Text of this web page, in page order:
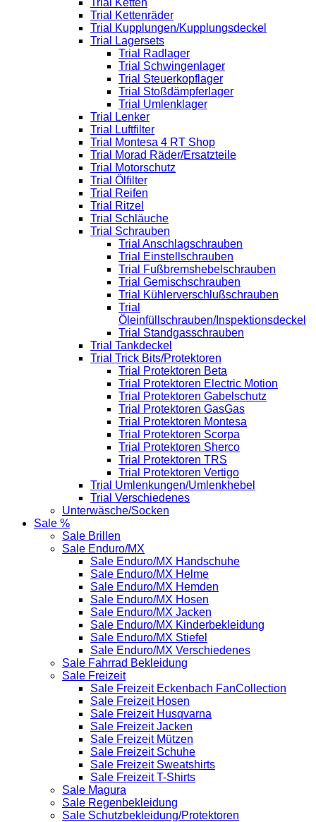
Trial Ketten
Trial Kettenräder
Trial Kupplungen/Kupplungsdeckel
Trial Lagersets
Trial Radlager
Trial Schwingenlager
Trial Steuerkopflager
Trial Stoßdämpferlager
Trial Umlenklager
Trial Lenker
Trial Luftfilter
Trial Montesa 4 RT Shop
Trial Morad Räder/Ersatzteile
Trial Motorschutz
Trial Ölfilter
Trial Reifen
Trial Ritzel
Trial Schläuche
Trial Schrauben
Trial Anschlagschrauben
Trial Einstellschrauben
Trial Fußbremshebelschrauben
Trial Gemischschrauben
Trial Kühlerverschlußschrauben
Trial
Öleinfüllschrauben/Inspektionsdeckel
Trial Standgasschrauben
Trial Tankdeckel
Trial Trick Bits/Protektoren
Trial Protektoren Beta
Trial Protektoren Electric Motion
Trial Protektoren Gabelschutz
Trial Protektoren GasGas
Trial Protektoren Montesa
Trial Protektoren Scorpa
Trial Protektoren Sherco
Trial Protektoren TRS
Trial Protektoren Vertigo
Trial Umlenkungen/Umlenkhebel
Trial Verschiedenes
Unterwäsche/Socken
Sale %
Sale Brillen
Sale Enduro/MX
Sale Enduro/MX Handschuhe
Sale Enduro/MX Helme
Sale Enduro/MX Hemden
Sale Enduro/MX Hosen
Sale Enduro/MX Jacken
Sale Enduro/MX Kinderbekleidung
Sale Enduro/MX Stiefel
Sale Enduro/MX Verschiedenes
Sale Fahrrad Bekleidung
Sale Freizeit
Sale Freizeit Eckenbach FanCollection
Sale Freizeit Hosen
Sale Freizeit Husqvarna
Sale Freizeit Jacken
Sale Freizeit Mützen
Sale Freizeit Schuhe
Sale Freizeit Sweatshirts
Sale Freizeit T-Shirts
Sale Magura
Sale Regenbekleidung
Sale Schutzbekleidung/Protektoren